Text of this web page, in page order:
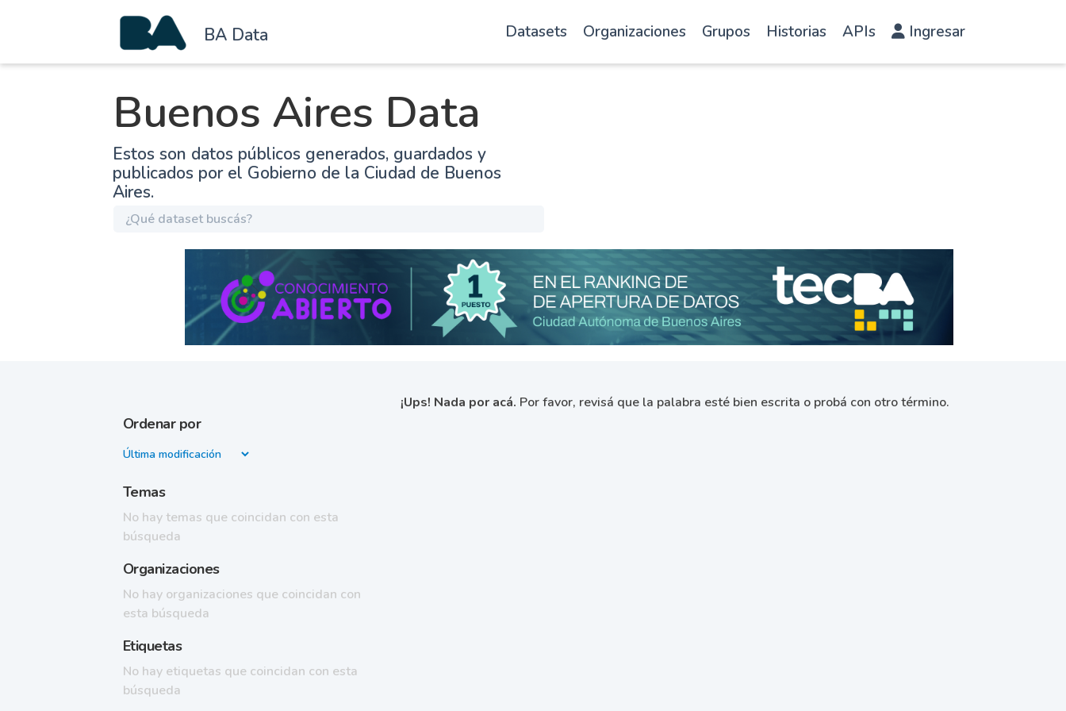
BA Data Datasets Organizaciones Grupos Historias APIs Ingresar
Buenos Aires Data
Estos son datos públicos generados, guardados y
publicados por el Gobierno de la Ciudad de Buenos
Aires.
Ordenar por
Temas
No hay temas que coincidan con esta
búsqueda
Organizaciones
No hay organizaciones que coincidan con
esta búsqueda
Etiquetas
No hay etiquetas que coincidan con esta
búsqueda
¡Ups! Nada por acá. Por favor, revisá que la palabra esté bien escrita o probá con otro término.